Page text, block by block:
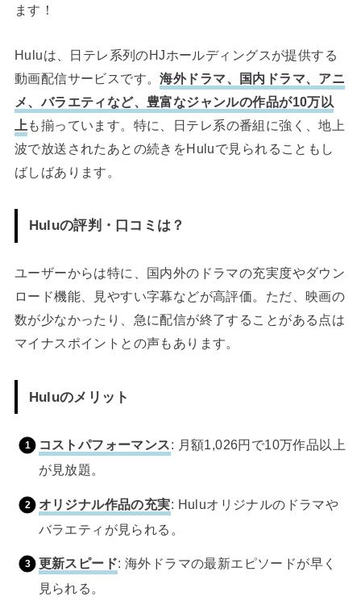
ます！
Huluは、日テレ系列のHJホールディングスが提供する
動画配信サービスです。海外ドラマ、国内ドラマ、アニ
メ、バラエティなど、豊富なジャンルの作品が10万以
上 も揃っています。特に、日テレ系の番組に強く、地上
波で放送されたあとの続きをHuluで見られることもし
ばしばあります。
Huluの評判・口コミは？
ユーザーからは特に、国内外のドラマの充実度やダウン
ロード機能、見やすい字幕などが高評価。ただ、映画の
数が少なかったり、急に配信が終了することがある点は
マイナスポイントとの声もあります。
Huluのメリット
コストパフォーマンス: 月額1,026円で10万作品以上
が見放題。
オリジナル作品の充実: Huluオリジナルのドラマや
バラエティが見られる。
更新スピード: 海外ドラマの最新エピソードが早く
見られる。